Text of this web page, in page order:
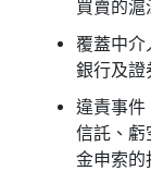
買賣的
覆蓋中介
銀行及證
違責事件
信託、虧
金申索的